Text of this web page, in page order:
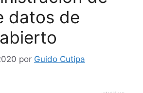
datos de
por Guido Cutipa